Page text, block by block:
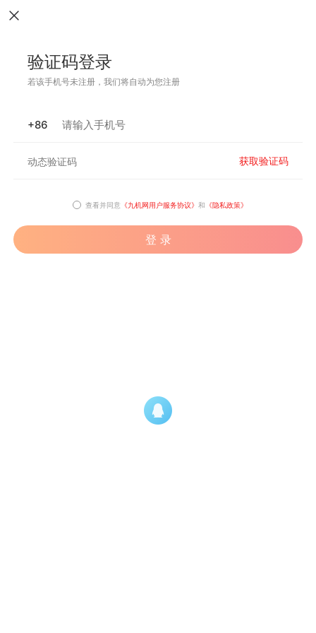
验证码登录
若该手机号未注册，我们将自动为您注册
+86
获取验证码
查看并同意 《九机网用户服务协议》 和 《隐私政策》
登 录